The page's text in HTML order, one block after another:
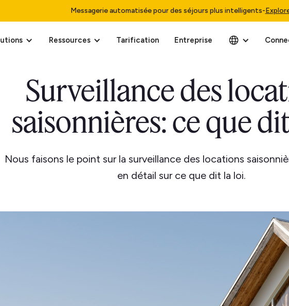
Messagerie automatisée pour des séjours plus intelligents-
Ressources Tarification Entreprise
Surveillance des
saisonnières: ce que
Nous faisons le point sur la surveillance des locations
en détail sur ce que dit la loi.